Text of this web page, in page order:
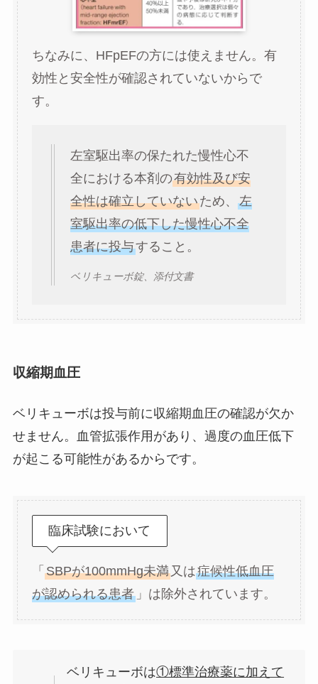
ちなみに、HFpEFの方には使えません。有
効性と安全性が確認されていないからで
す。
左室駆出率の保たれた慢性心不
全における本剤の有効性及び安
全性は確立していないため、 左
室駆出率の低下した慢性心不全
患者に投与すること。
ベリキューボ錠、添付文書
収縮期血圧
ベリキューボは投与前に収縮期血圧の確認が欠か
せません。血管拡張作用があり、過度の血圧低下
が起こる可能性があるからです。
臨床試験において
「 SBPが100mmHg未満又は症候性低血圧
が認められる患者」は除外されています。
ベリキューボは①標準治療薬に加えて